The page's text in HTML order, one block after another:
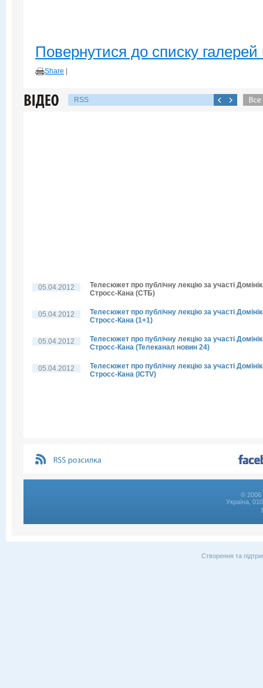
Повернутися до списку галерей
Share
RSS
05.04.2012
Телесюжет про публічну лекцію за участі
Стросс-Кана (СТБ)
05.04.2012
Телесюжет про публічну лекцію за участі
Стросс-Кана (1+1)
05.04.2012
Телесюжет про публічну лекцію за участі
Стросс-Кана (Телеканал новин 24)
05.04.2012
Телесюжет про публічну лекцію за участі
Стросс-Кана (ICTV)
© 2006
Україна,
Створення та